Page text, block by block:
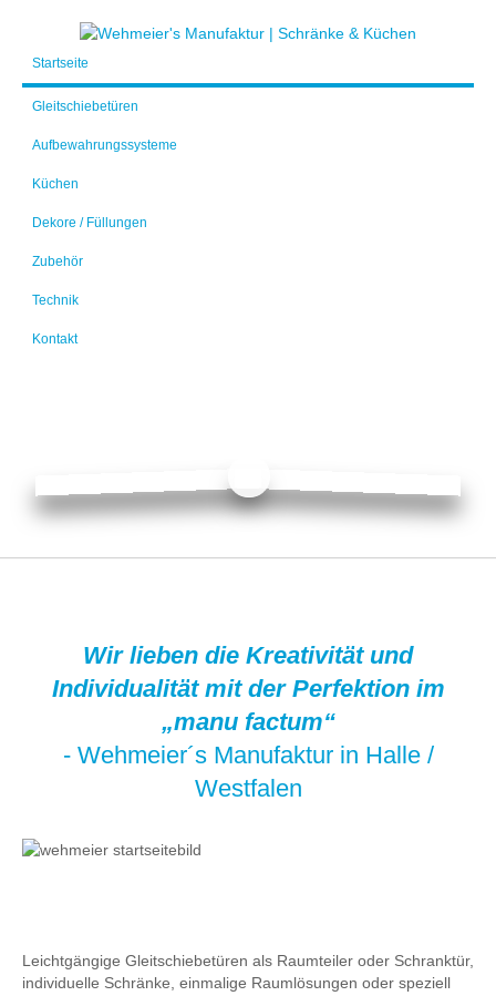
Startseite
Gleitschiebetüren
Aufbewahrungssysteme
Küchen
Dekore / Füllungen
Zubehör
Technik
Kontakt
Wir lieben die Kreativität und
Individualität mit der Perfektion im
„manu factum“
- Wehmeier´s Manufaktur in Halle /
Westfalen
Leichtgängige Gleitschiebetüren als Raumteiler oder Schranktür,
individuelle Schränke, einmalige Raumlösungen oder speziell